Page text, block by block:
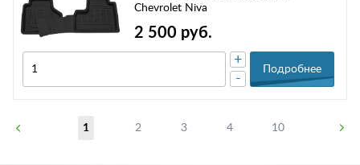
Chevrolet Niva
2 500 руб.
-
+
Подробнее
1 2 3 4 10